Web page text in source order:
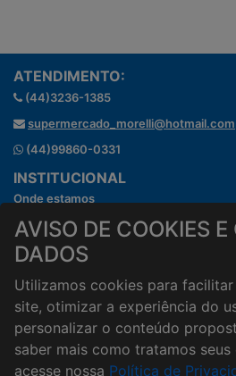
AVISO DE COOKIES
DADOS
Utilizamos cookies para
site, otimizar a experiência do
personalizar o conteúdo
saber mais como tratamos seus
acesse nossa Política de
ATENDIMENTO:
(44)3236-1385
supermercado_morelli@hotmail.com
(44)99860-0331
INSTITUCIONAL
Onde estamos
Horários de atendimento
HORÁRIOS E ENTREGA
Horários de Entrega
Taxa de entrega
Cidades Atendidas
ACESSO RÁPIDO